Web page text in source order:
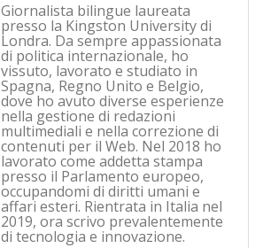
Giornalista bilingue laureata
presso la Kingston University di
Londra. Da sempre appassionata
di politica internazionale, ho
vissuto, lavorato e studiato in
Spagna, Regno Unito e Belgio,
dove ho avuto diverse esperienze
nella gestione di redazioni
multimediali e nella correzione di
contenuti per il Web. Nel 2018 ho
lavorato come addetta stampa
presso il Parlamento europeo,
occupandomi di diritti umani e
affari esteri. Rientrata in Italia nel
2019, ora scrivo prevalentemente
di tecnologia e innovazione.